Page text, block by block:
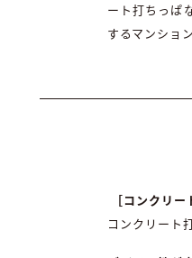
ート打ちっぱ
するマンショ
［コンクリ
コンクリート